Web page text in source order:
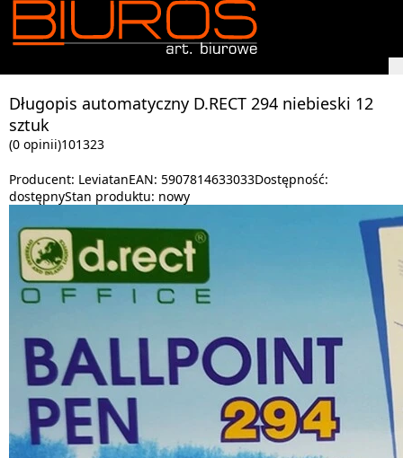
Długopis automatyczny D.RECT 294 niebieski 12
sztuk
(0 opinii)101323
Producent: LeviatanEAN: 5907814633033Dostępność:
dostępnyStan produktu: nowy